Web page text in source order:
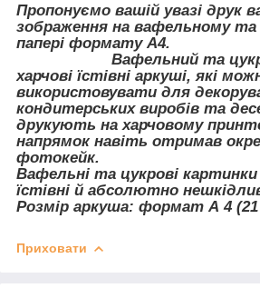
Пропонуємо вашій увазі друк
зображення на вафельному та
папері формату А4.
Вафельний та
харчові їстівні аркуші, які
використовувати для
кондитерських виробів та
друкують на харчовому
напрямок навіть отримав
фотокейк.
Вафельні та цукрові
їстівні й абсолютно
Розмір аркуша: формат А 4
Приховати